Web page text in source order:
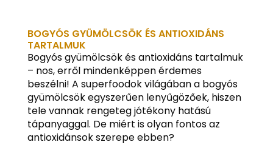
BOGYÓS GYÜMÖLCSÖK ÉS ANTIOXIDÁNS
TARTALMUK
Bogyós gyümölcsök és antioxidáns tartalmuk
– nos, erről mindenképpen érdemes
beszélni! A superfoodok világában a bogyós
gyümölcsök egyszerűen lenyűgözőek, hiszen
tele vannak rengeteg jótékony hatású
tápanyaggal. De miért is olyan fontos az
antioxidánsok szerepe ebben?